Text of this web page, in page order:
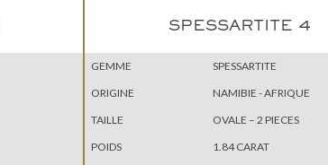
SPESSARTITE 4
GEMME
SPESSARTITE
ORIGINE
NAMIBIE - AFRIQUE
TAILLE
OVALE – 2 PIECES
POIDS
1.84 CARAT